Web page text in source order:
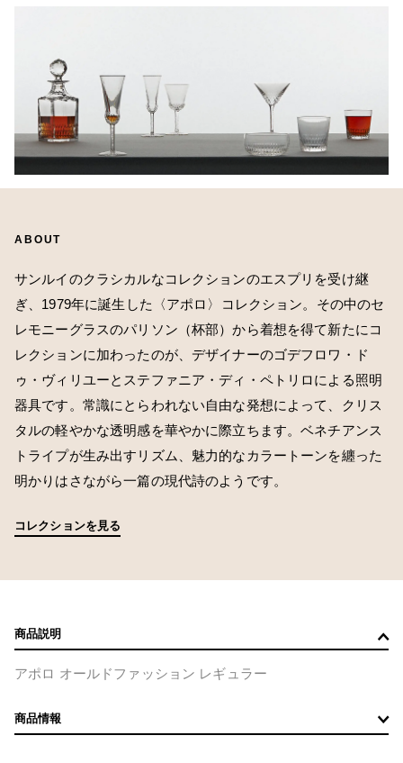
ABOUT
サンルイのクラシカルなコレクションのエスプリを受け継
ぎ、1979年に誕生した〈アポロ〉コレクション。その中のセ
レモニーグラスのパリソン（杯部）から着想を得て新たにコ
レクションに加わったのが、デザイナーのゴデフロワ・ド
ゥ・ヴィリユーとステファニア・ディ・ペトリロによる照明
器具です。常識にとらわれない自由な発想によって、クリス
タルの軽やかな透明感を華やかに際立ちます。ベネチアンス
トライプが生み出すリズム、魅力的なカラートーンを纏った
明かりはさながら一篇の現代詩のようです。
コレクションを見る
商品説明
アポロ オールドファッション レギュラー
商品情報